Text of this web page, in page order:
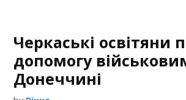
Черкаські освітяни
допомогу
Донеччині